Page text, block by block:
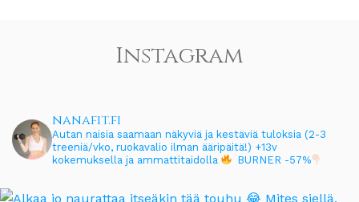
Instagram
nanafit.fi
Autan naisia saamaan näkyviä ja kestäviä tuloksia (2-3
treeniä/vko, ruokavalio ilman ääripäitä!) +13v
kokemuksella ja ammattitaidolla
BURNER -57%